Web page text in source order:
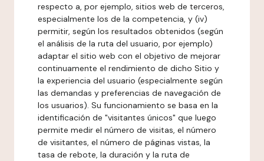
respecto a, por ejemplo, sitios web de terceros,
especialmente los de la competencia, y (iv)
permitir, según los resultados obtenidos (según
el análisis de la ruta del usuario, por ejemplo)
adaptar el sitio web con el objetivo de mejorar
continuamente el rendimiento de dicho Sitio y
la experiencia del usuario (especialmente según
las demandas y preferencias de navegación de
los usuarios). Su funcionamiento se basa en la
identificación de "visitantes únicos" que luego
permite medir el número de visitas, el número
de visitantes, el número de páginas vistas, la
tasa de rebote, la duración y la ruta de